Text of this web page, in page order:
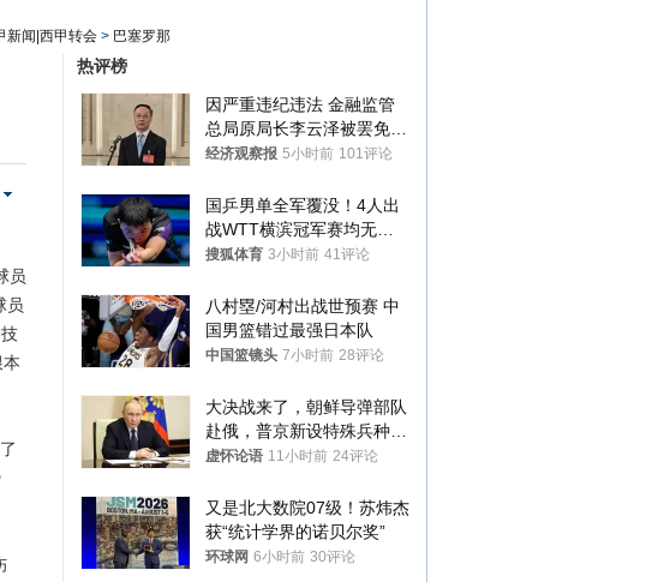
新闻|西甲转会 > 巴塞罗那
员
员
热评榜
因严重违纪违法 金融监管
总局原局长李云泽被罢免全
国人大代表
经济观察报 5小时前 101评论
国乒男单全军覆没！4人出
战WTT横滨冠军赛均无缘
八强
搜狐体育 3小时前 41评论
八村塁/河村出战世预赛 中
国男篮错过最强日本队
中国篮镜头 7小时前 28评论
大决战来了，朝鲜导弹部队
赴俄，普京新设特殊兵种，
76岁老将扛旗
虚怀论语 11小时前 24评论
又是北大数院07级！苏炜杰
获“统计学界的诺贝尔奖”
环球网 6小时前 30评论